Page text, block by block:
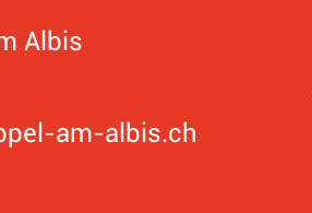
Albis
am-albis.ch